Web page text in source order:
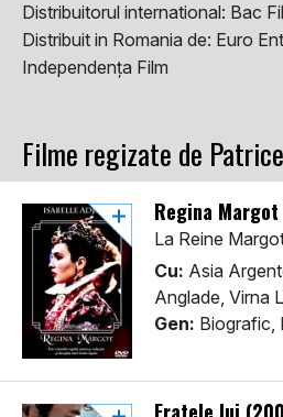
Distribuitorul international: Bac
Distribuit in Romania de: Euro
Independența Film
Filme regizate de
Regina
La Reine
Cu: Asia
Anglade, Virna
Gen: Biografic,